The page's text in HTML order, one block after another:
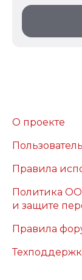
О проекте
Правила
Политика
и защите
Правила